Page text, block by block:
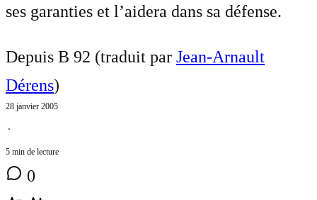
ses garanties et l’aidera dans sa défense.
Depuis B 92 (traduit par Jean-Arnault
Dérens)
28 janvier 2005
⋅
5 min de lecture
0